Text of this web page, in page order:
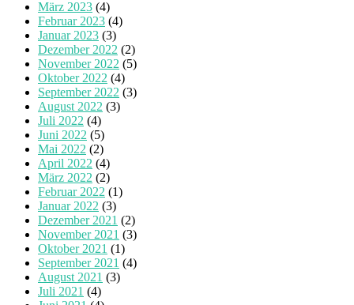
März 2023 (4)
Februar 2023 (4)
Januar 2023 (3)
Dezember 2022 (2)
November 2022 (5)
Oktober 2022 (4)
September 2022 (3)
August 2022 (3)
Juli 2022 (4)
Juni 2022 (5)
Mai 2022 (2)
April 2022 (4)
März 2022 (2)
Februar 2022 (1)
Januar 2022 (3)
Dezember 2021 (2)
November 2021 (3)
Oktober 2021 (1)
September 2021 (4)
August 2021 (3)
Juli 2021 (4)